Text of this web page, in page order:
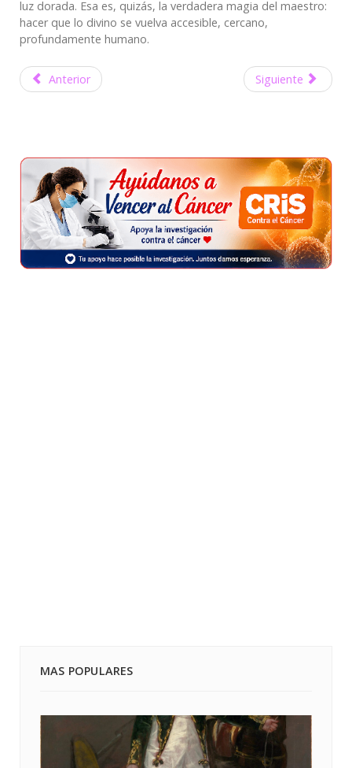
luz dorada. Esa es, quizás, la verdadera magia del maestro:
hacer que lo divino se vuelva accesible, cercano,
profundamente humano.
Anterior Siguiente
MAS POPULARES